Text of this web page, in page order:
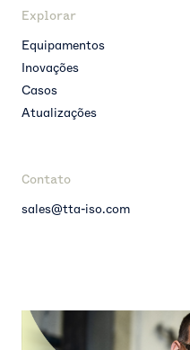
Explorar
Equipamentos
Inovações
Casos
Atualizações
Contato
sales@tta-iso.com